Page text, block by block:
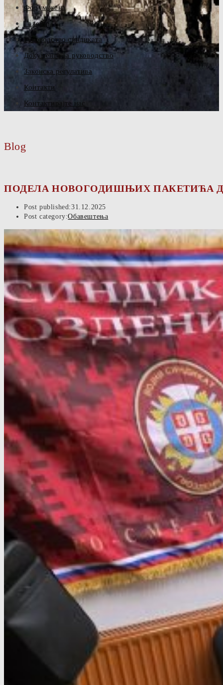
Форум жена
Галерија
Руководство синдиката
Документа за руководство
Законска регулатива
Контакти
Контактирајте нас
Blog
ПОДЕЛА НОВОГОДИШЊИХ ПАКЕТИЋА
Post published:31.12.2025
Post category:Обавештења